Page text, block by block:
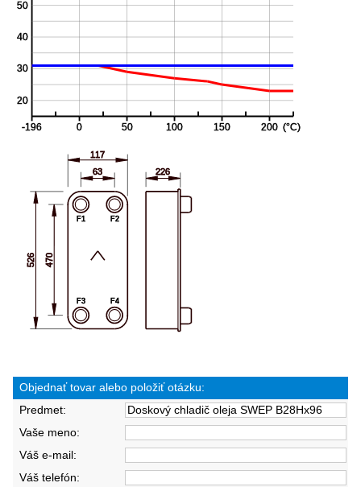
Objednať tovar alebo položiť otázku:
Predmet:
Vaše meno:
Váš e-mail:
Váš telefón: